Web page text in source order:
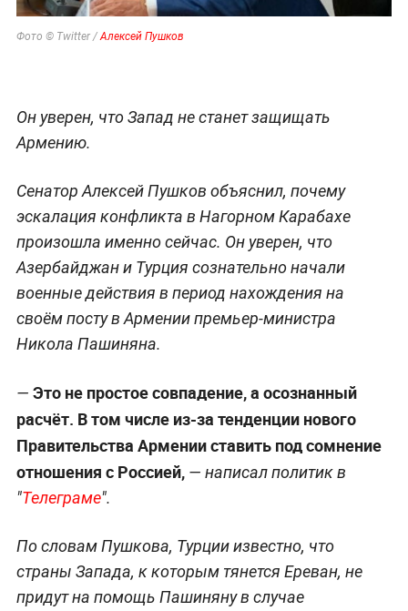
Фото © Twitter / Алексей Пушков
Он уверен, что Запад не станет защищать
Армению.
Сенатор Алексей Пушков объяснил, почему
эскалация конфликта в Нагорном Карабахе
произошла именно сейчас. Он уверен, что
Азербайджан и Турция сознательно начали
военные действия в период нахождения на
своём посту в Армении премьер-министра
Никола Пашиняна.
— Это не простое совпадение, а осознанный
расчёт. В том числе из-за тенденции нового
Правительства Армении ставить под сомнение
отношения с Россией, — написал политик в
"Телеграме".
По словам Пушкова, Турции известно, что
страны Запада, к которым тянется Ереван, не
придут на помощь Пашиняну в случае